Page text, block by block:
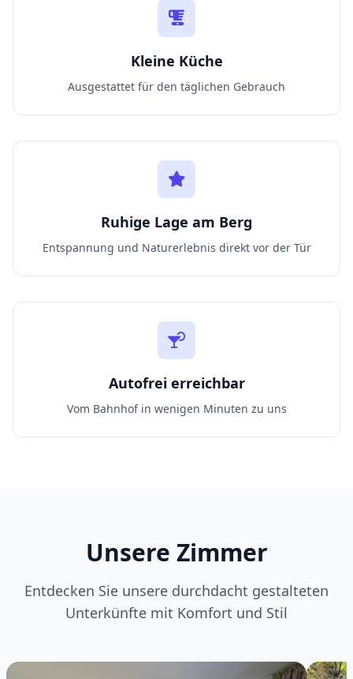
Kleine Küche
Ausgestattet für den täglichen Gebrauch
Ruhige Lage am Berg
Entspannung und Naturerlebnis direkt vor der Tür
Autofrei erreichbar
Vom Bahnhof in wenigen Minuten zu uns
Unsere Zimmer
Entdecken Sie unsere durchdacht gestalteten
Unterkünfte mit Komfort und Stil